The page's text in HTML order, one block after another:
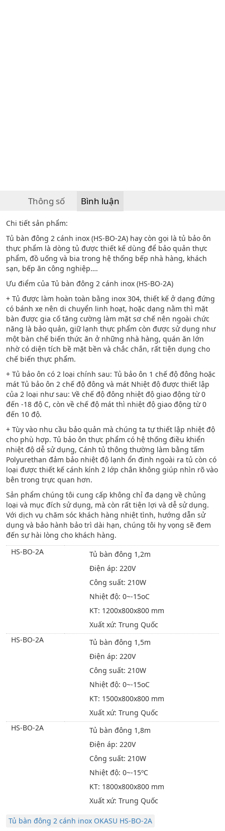
Thông số Bình luận
Chi tiết sản phẩm:
Tủ bàn đông 2 cánh inox (HS-BO-2A) hay còn gọi là tủ bảo ôn
thực phẩm là dòng tủ được thiết kế dùng để bảo quản thực
phẩm, đồ uống và bia trong hệ thống bếp nhà hàng, khách
sạn, bếp ăn công nghiệp….
Ưu điểm của Tủ bàn đông 2 cánh inox (HS-BO-2A)
+ Tủ được làm hoàn toàn bằng inox 304, thiết kế ở dạng đứng
có bánh xe nên di chuyển linh hoạt, hoặc dạng nằm thì mặt
bàn được gia cố tăng cường làm mặt sơ chế nên ngoài chức
năng là bảo quản, giữ lạnh thực phẩm còn được sử dụng như
một bàn chế biến thức ăn ở những nhà hàng, quán ăn lớn
nhờ có diện tích bề mặt bền và chắc chắn, rất tiện dụng cho
chế biến thực phẩm.
+ Tủ bảo ôn có 2 loại chính sau: Tủ bảo ôn 1 chế độ đông hoặc
mát Tủ bảo ôn 2 chế độ đông và mát Nhiệt độ được thiết lập
của 2 loại như sau: Về chế độ đông nhiệt độ giao động từ 0
đến -18 độ C, còn về chế độ mát thì nhiệt độ giao động từ 0
đến 10 độ.
+ Tùy vào nhu cầu bảo quản mà chúng ta tự thiết lập nhiệt độ
cho phù hợp. Tủ bảo ôn thực phẩm có hệ thống điều khiển
nhiệt độ dễ sử dụng, Cánh tủ thông thường làm bằng tấm
Polyurethan đảm bảo nhiệt độ lạnh ổn định ngoài ra tủ còn có
loại được thiết kế cánh kính 2 lớp chân không giúp nhìn rõ vào
bên trong trực quan hơn.
Sản phẩm chúng tôi cung cấp không chỉ đa dạng về chủng
loại và mục đích sử dụng, mà còn rất tiện lợi và dễ sử dụng.
Với dịch vụ chăm sóc khách hàng nhiệt tình, hướng dẫn sử
dụng và bảo hành bảo trì dài hạn, chúng tôi hy vọng sẽ đem
đến sự hài lòng cho khách hàng.
HS-BO-2A
Tủ bàn đông 1,2m
Điện áp: 220V
Công suất: 210W
Nhiệt độ: 0~-15oC
KT: 1200x800x800 mm
Xuất xứ: Trung Quốc
HS-BO-2A
Tủ bàn đông 1,5m
Điện áp: 220V
Công suất: 210W
Nhiệt độ: 0~-15oC
KT: 1500x800x800 mm
Xuất xứ: Trung Quốc
HS-BO-2A
Tủ bàn đông 1,8m
Điện áp: 220V
Công suất: 210W
Nhiệt độ: 0~-15ºC
KT: 1800x800x800 mm
Xuất xứ: Trung Quốc
Tủ bàn đông 2 cánh inox OKASU HS-BO-2A